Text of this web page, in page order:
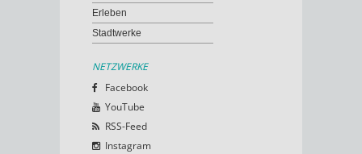
Erleben
Stadtwerke
NETZWERKE
Facebook
YouTube
RSS-Feed
Instagram